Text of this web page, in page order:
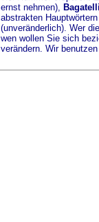
ernst nehmen),
abstrakten
(unveränderlich). Wer
wen wollen Sie sich
verändern. Wir